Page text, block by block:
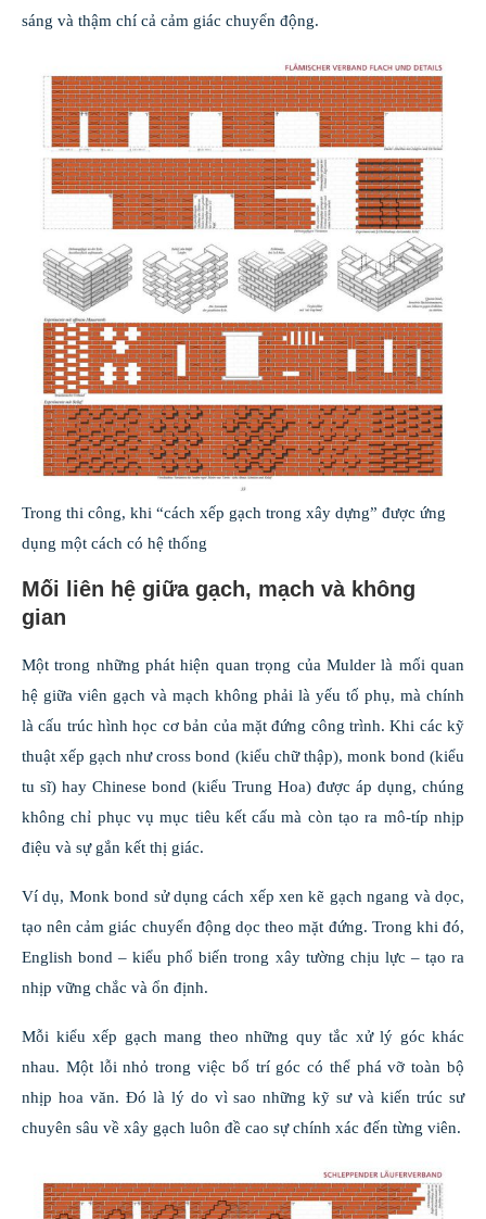
sáng và thậm chí cả cảm giác chuyển động.
Trong thi công, khi “cách xếp gạch trong xây dựng” được ứng
dụng một cách có hệ thống
Mối liên hệ giữa gạch, mạch và không
gian
Một trong những phát hiện quan trọng của Mulder là mối quan
hệ giữa viên gạch và mạch không phải là yếu tố phụ, mà chính
là cấu trúc hình học cơ bản của mặt đứng công trình. Khi các kỹ
thuật xếp gạch như cross bond (kiểu chữ thập), monk bond (kiểu
tu sĩ) hay Chinese bond (kiểu Trung Hoa) được áp dụng, chúng
không chỉ phục vụ mục tiêu kết cấu mà còn tạo ra mô-típ nhịp
điệu và sự gắn kết thị giác.
Ví dụ, Monk bond sử dụng cách xếp xen kẽ gạch ngang và dọc,
tạo nên cảm giác chuyển động dọc theo mặt đứng. Trong khi đó,
English bond – kiểu phổ biến trong xây tường chịu lực – tạo ra
nhịp vững chắc và ổn định.
Mỗi kiểu xếp gạch mang theo những quy tắc xử lý góc khác
nhau. Một lỗi nhỏ trong việc bố trí góc có thể phá vỡ toàn bộ
nhịp hoa văn. Đó là lý do vì sao những kỹ sư và kiến trúc sư
chuyên sâu về xây gạch luôn đề cao sự chính xác đến từng viên.